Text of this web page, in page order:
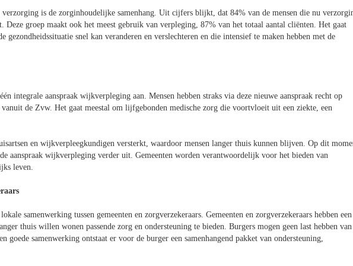
is de zorginhoudelijke samenhang. Uit cijfers blijkt, dat 84% van de mensen die nu
groep maakt ook het meest gebruik van verpleging, 87% van het totaal aantal cliënten. Het gaat
gezondheidssituatie snel kan veranderen en verslechteren en die intensief te maken hebben met de
integrale aanspraak wijkverpleging aan. Mensen hebben straks via deze nieuwe aanspraak recht op
de Zvw. Het gaat meestal om lijfgebonden medische zorg die voortvloeit uit een ziekte, een
en wijkverpleegkundigen versterkt, waardoor mensen langer thuis kunnen blijven. Op dit
aanspraak wijkverpleging verder uit. Gemeenten worden verantwoordelijk voor het bieden van
leven.
samenwerking tussen gemeenten en zorgverzekeraars. Gemeenten en zorgverzekeraars hebben een
thuis willen wonen passende zorg en ondersteuning te bieden. Burgers mogen geen last hebben van
goede samenwerking ontstaat er voor de burger een samenhangend pakket van ondersteuning,